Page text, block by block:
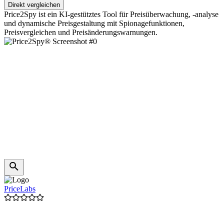
Direkt vergleichen
Price2Spy ist ein KI-gestütztes Tool für Preisüberwachung, -analyse
und dynamische Preisgestaltung mit Spionagefunktionen,
Preisvergleichen und Preisänderungswarnungen.
PriceLabs